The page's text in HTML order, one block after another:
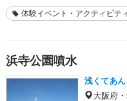
体験イベント・アクティビテ
浜寺公園噴水
浅くてあ
大阪府